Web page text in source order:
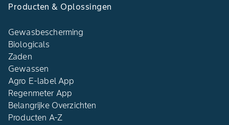
Producten & Oplossingen
Gewasbescherming
Biologicals
Zaden
Gewassen
Agro E-label App
Regenmeter App
Belangrijke Overzichten
Producten A-Z